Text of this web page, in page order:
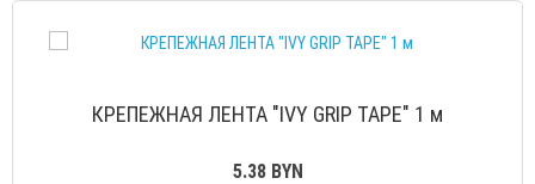
КРЕПЕЖНАЯ ЛЕНТА "IVY GRIP TAPE" 1 м
5.38 BYN